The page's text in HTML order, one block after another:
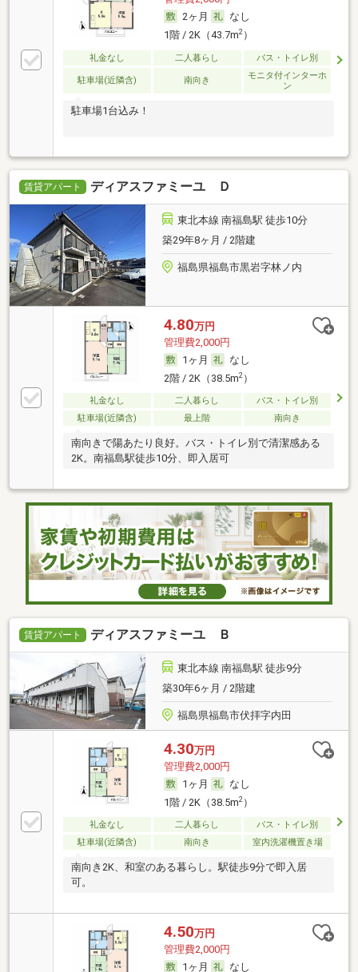
2ヶ月
なし
1階 / 2K（43.7m2）
礼金なし 二人暮らし バス・トイレ別
駐車場(近隣含) 南向き
モニタ付インターホ
ン
駐車場1台込み！
賃貸アパート ディアスファミーユ Ｄ
東北本線 南福島駅 徒歩10分
築29年8ヶ月 / 2階建
福島県福島市黒岩字林ノ内
4.80万円
管理費2,000円
1ヶ月
なし
2階 / 2K（38.5m2）
礼金なし 二人暮らし
バス・トイレ別
駐車場(近隣含)
最上階 南向き
南向きで陽あたり良好。バス・トイレ別で清潔感ある
2K。南福島駅徒歩10分、即入居可
賃貸アパート ディアスファミーユ Ｂ
東北本線 南福島駅 徒歩9分
築30年6ヶ月 / 2階建
福島県福島市伏拝字内田
4.30万円
管理費2,000円
1ヶ月
なし
1階 / 2K（38.5m2）
礼金なし 二人暮らし
バス・トイレ別
駐車場(近隣含)
南向き 室内洗濯機置き場
南向き2K、和室のある暮らし。駅徒歩9分で即入居
可。
4.50万円
管理費2,000円
1ヶ月
なし